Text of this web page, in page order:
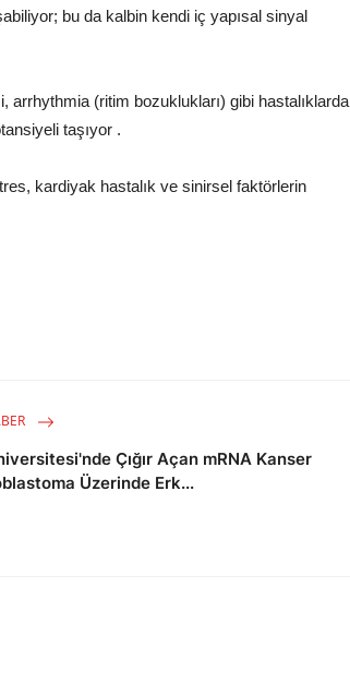
bu da kalbin kendi iç yapısal sinyal
(ritim bozuklukları) gibi hastalıklarda
taşıyor .
kardiyak hastalık ve sinirsel faktörlerin
Çığır Açan mRNA Kanser
Üzerinde Erk...